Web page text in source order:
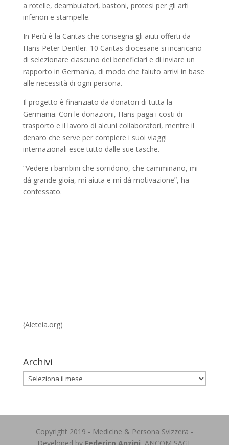
a rotelle, deambulatori, bastoni, protesi per gli arti
inferiori e stampelle.
In Perù è la Caritas che consegna gli aiuti offerti da
Hans Peter Dentler. 10 Caritas diocesane si incaricano
di selezionare ciascuno dei beneficiari e di inviare un
rapporto in Germania, di modo che l’aiuto arrivi in base
alle necessità di ogni persona.
Il progetto è finanziato da donatori di tutta la
Germania. Con le donazioni, Hans paga i costi di
trasporto e il lavoro di alcuni collaboratori, mentre il
denaro che serve per compiere i suoi viaggi
internazionali esce tutto dalle sue tasche.
“Vedere i bambini che sorridono, che camminano, mi
dà grande gioia, mi aiuta e mi dà motivazione”, ha
confessato.
(Aleteia.org)
Archivi
Archivi
Copyright 2019 - Medicine & Persona Svizzera -